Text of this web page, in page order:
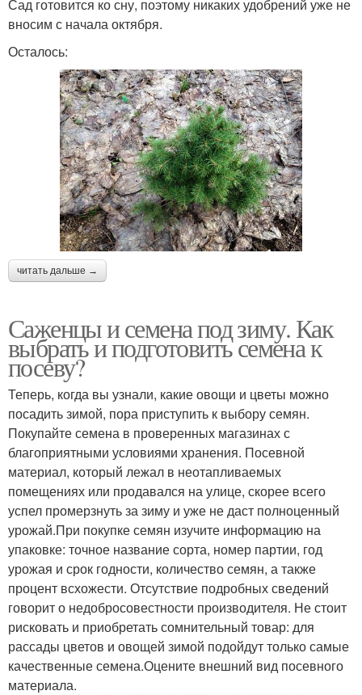
Сад готовится ко сну, поэтому никаких удобрений уже не
вносим с начала октября.
Осталось:
читать дальше →
Саженцы и семена под зиму. Как
выбрать и подготовить семена к
посеву?
Теперь, когда вы узнали, какие овощи и цветы можно
посадить зимой, пора приступить к выбору семян.
Покупайте семена в проверенных магазинах с
благоприятными условиями хранения. Посевной
материал, который лежал в неотапливаемых
помещениях или продавался на улице, скорее всего
успел промерзнуть за зиму и уже не даст полноценный
урожай.При покупке семян изучите информацию на
упаковке: точное название сорта, номер партии, год
урожая и срок годности, количество семян, а также
процент всхожести. Отсутствие подробных сведений
говорит о недобросовестности производителя. Не стоит
рисковать и приобретать сомнительный товар: для
рассады цветов и овощей зимой подойдут только самые
качественные семена.Оцените внешний вид посевного
материала.